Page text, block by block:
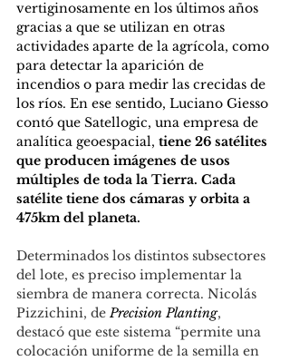
vertiginosamente en los últimos años
gracias a que se utilizan en otras
actividades aparte de la agrícola, como
para detectar la aparición de
incendios o para medir las crecidas de
los ríos. En ese sentido, Luciano Giesso
contó que Satellogic, una empresa de
analítica geoespacial, tiene 26 satélites
que producen imágenes de usos
múltiples de toda la Tierra. Cada
satélite tiene dos cámaras y orbita a
475km del planeta.
Determinados los distintos subsectores
del lote, es preciso implementar la
siembra de manera correcta. Nicolás
Pizzichini, de Precision Planting,
destacó que este sistema “permite una
colocación uniforme de la semilla en